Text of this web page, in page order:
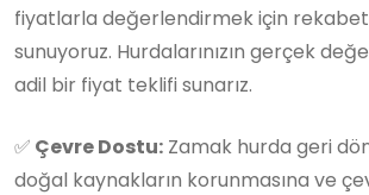
fiyatlarla değerlendirmek için
sunuyoruz. Hurdalarınızın gerçek
adil bir fiyat teklifi sunarız.
✅ Çevre Dostu: Zamak hurda geri
doğal kaynakların korunmasına ve